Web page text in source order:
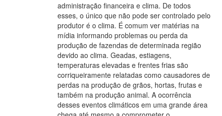
administração financeira e clima. De todos
esses, o único que não pode ser controlado pelo
produtor é o clima. É comum ver matérias na
mídia informando problemas ou perda da
produção de fazendas de determinada região
devido ao clima. Geadas, estiagens,
temperaturas elevadas e frentes frias são
corriqueiramente relatadas como causadores de
perdas na produção de grãos, hortas, frutas e
também na produção animal. A ocorrência
desses eventos climáticos em uma grande área